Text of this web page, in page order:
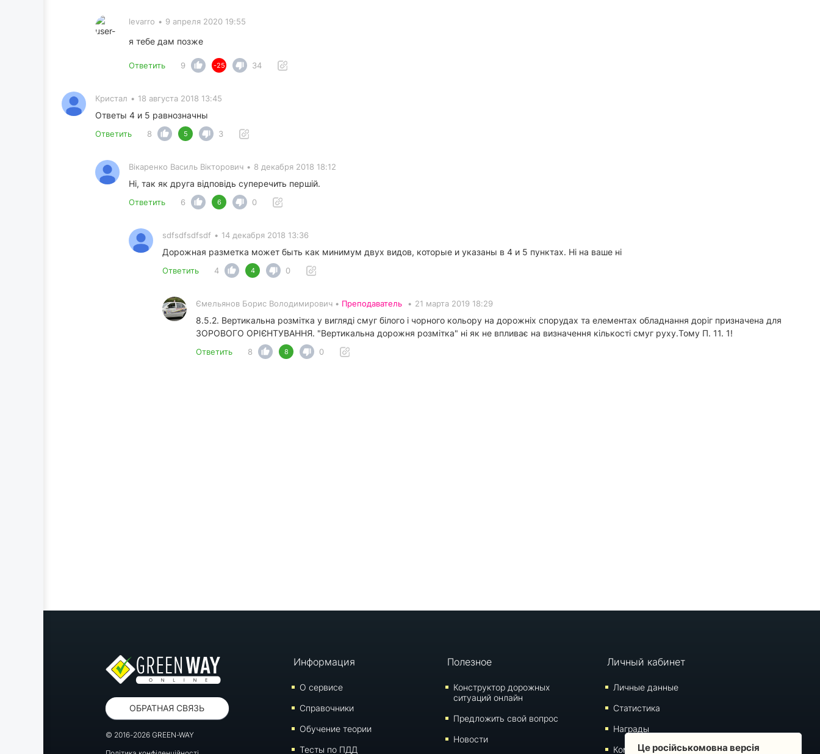
levarro • 9 апреля 2020 19:55
я тебе дам позже
Ответить 9 -25 34
Кристал • 18 августа 2018 13:45
Ответы 4 и 5 равнозначны
Ответить 8 5 3
Вікаренко Василь Вікторович • 8 декабря 2018 18:12
Ні, так як друга відповідь суперечить першій.
Ответить 6 6 0
sdfsdfsdfsdf • 14 декабря 2018 13:36
Дорожная разметка может быть как минимум двух видов, которые и указаны в 4 и 5 пунктах. Ні на ваше ні
Ответить 4 4 0
Ємельянов Борис Володимирович • Преподаватель • 21 марта 2019 18:29
8.5.2. Вертикальна розмітка у вигляді смуг білого і чорного кольору на дорожніх спорудах та елементах обладнання доріг призначена для
ЗОРОВОГО ОРІЄНТУВАННЯ. "Вертикальна дорожня розмітка" ні як не впливає на визначення кількості смуг руху.Тому П. 11. 1!
Ответить 8 8 0
ОБРАТНАЯ СВЯЗЬ
© 2016-2026 GREEN-WAY
Информация
О сервисе
Справочники
Обучение теории
Тесты по ПДД
Полезное
Конструктор дорожных
ситуаций онлайн
Предложить свой вопрос
Новости
Личный кабинет
Личные данные
Статистика
Награды
Комментарии
Це російськомовна версія